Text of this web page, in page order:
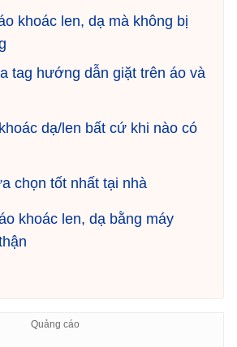
khoác len, dạ mà không bị
tag hướng dẫn giặt trên áo và
dạ/len bất cứ khi nào có
chọn tốt nhất tại nhà
khoác len, dạ bằng máy